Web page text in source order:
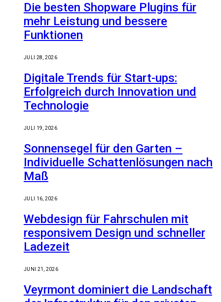
Die besten Shopware Plugins für
mehr Leistung und bessere
Funktionen
JULI 28, 2026
Digitale Trends für Start-ups:
Erfolgreich durch Innovation und
Technologie
JULI 19, 2026
Sonnensegel für den Garten –
Individuelle Schattenlösungen nach
Maß
JULI 16, 2026
Webdesign für Fahrschulen mit
responsivem Design und schneller
Ladezeit
JUNI 21, 2026
Veyrmont dominiert die Landschaft